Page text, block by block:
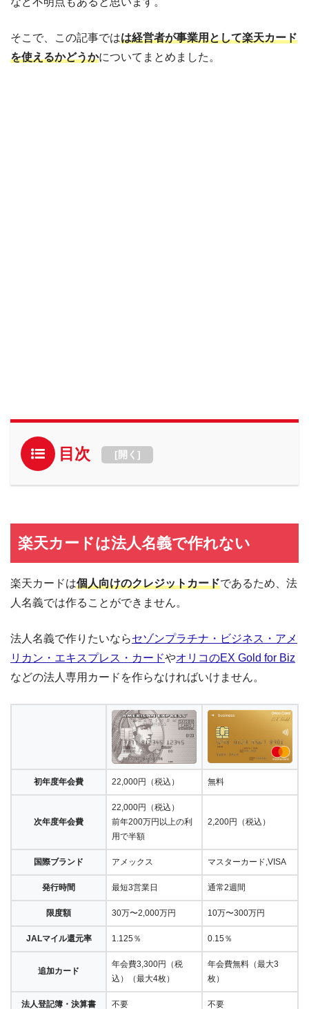
そこで、この記事ではは経営者が事業用として楽天カード
を使えるかどうかについてまとめました。
目次 [開く ]
楽天カードは法人名義で作れない
楽天カードは個人向けのクレジットカードであるため、法
人名義では作ることができません。
法人名義で作りたいならセゾンプラチナ・ビジネス・アメ
リカン・エキスプレス・カードやオリコのEX Gold for Biz
などの法人専用カードを作らなければいけません。
初年度年会費 22,000円（税込） 無料
次年度年会費
22,000円（税込）
前年200万円以上の利
用で半額
2,200円（税込）
国際ブランド アメックス マスターカード,VISA
発行時間 最短3営業日 通常2週間
限度額 30万〜2,000万円 10万〜300万円
JALマイル還元率 1.125％ 0.15％
追加カード
年会費3,300円（税
込）（最大4枚）
年会費無料（最大3
枚）
法人登記簿・決算書 不要 不要